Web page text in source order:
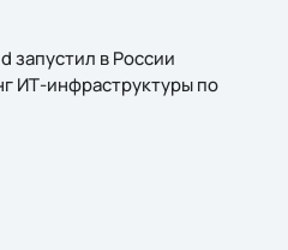
запустил в России
ИТ-инфраструктуры по